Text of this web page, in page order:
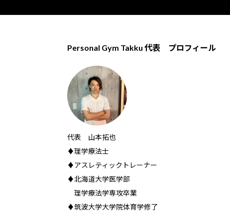
Personal Gym Takku 代表 プロフィール
代表 山本拓也
♦理学療法士
♦アスレティックトレーナー
♦北海道大学医学部
理学療法学専攻卒業
♦筑波大学大学院体育学修了